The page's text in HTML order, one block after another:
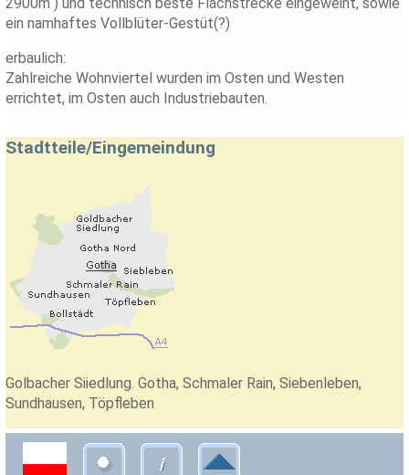
ein namhaftes Vollblüter-Gestüt(?)
erbaulich:
Zahlreiche Wohnviertel wurden im Osten und Westen
errichtet, im Osten auch Industriebauten.
Stadtteile/Eingemeindung
Golbacher Siiedlung. Gotha, Schmaler Rain, Siebenleben,
Sundhausen, Töpfleben